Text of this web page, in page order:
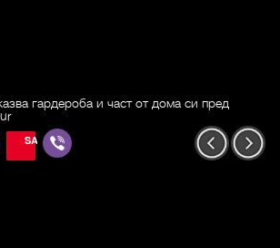
гардероба и част от дома си пред
SAVE